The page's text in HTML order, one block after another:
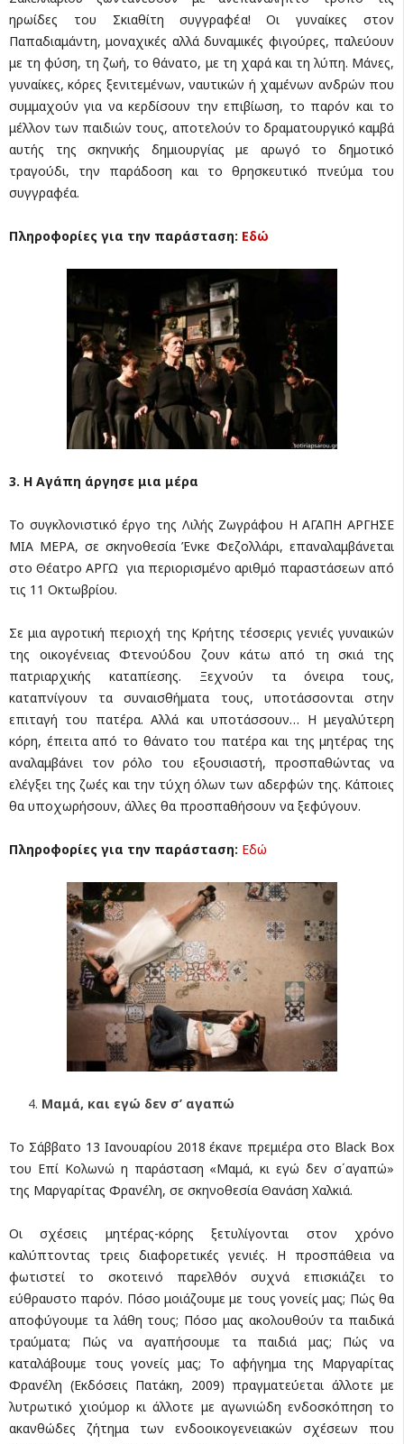
ηρωίδες του Σκιαθίτη συγγραφέα! Οι γυναίκες στον
Παπαδιαμάντη, μοναχικές αλλά δυναμικές φιγούρες, παλεύουν
με τη φύση, τη ζωή, το θάνατο, με τη χαρά και τη λύπη. Μάνες,
γυναίκες, κόρες ξενιτεμένων, ναυτικών ή χαμένων ανδρών που
συμμαχούν για να κερδίσουν την επιβίωση, το παρόν και το
μέλλον των παιδιών τους, αποτελούν το δραματουργικό καμβά
αυτής της σκηνικής δημιουργίας με αρωγό το δημοτικό
τραγούδι, την παράδοση και το θρησκευτικό πνεύμα του
συγγραφέα.
Πληροφορίες για την παράσταση: Εδώ
3. Η Αγάπη άργησε μια μέρα
Το συγκλονιστικό έργο της Λιλής Ζωγράφου Η ΑΓΑΠΗ ΑΡΓΗΣΕ
ΜΙΑ ΜΕΡΑ, σε σκηνοθεσία Ένκε Φεζολλάρι, επαναλαμβάνεται
στο Θέατρο ΑΡΓΩ για περιορισμένο αριθμό παραστάσεων από
τις 11 Οκτωβρίου.
Σε μια αγροτική περιοχή της Κρήτης τέσσερις γενιές γυναικών
της οικογένειας Φτενούδου ζουν κάτω από τη σκιά της
πατριαρχικής καταπίεσης. Ξεχνούν τα όνειρα τους,
καταπνίγουν τα συναισθήματα τους, υποτάσσονται στην
επιταγή του πατέρα. Αλλά και υποτάσσουν… Η μεγαλύτερη
κόρη, έπειτα από το θάνατο του πατέρα και της μητέρας της
αναλαμβάνει τον ρόλο του εξουσιαστή, προσπαθώντας να
ελέγξει της ζωές και την τύχη όλων των αδερφών της. Κάποιες
θα υποχωρήσουν, άλλες θα προσπαθήσουν να ξεφύγουν.
Πληροφορίες για την παράσταση: Εδώ
Μαμά, και εγώ δεν σ’ αγαπώ
Το Σάββατο 13 Ιανουαρίου 2018 έκανε πρεμιέρα στο Black Box
του Επί Κολωνώ η παράσταση «Μαμά, κι εγώ δεν σ΄αγαπώ»
της Μαργαρίτας Φρανέλη, σε σκηνοθεσία Θανάση Χαλκιά.
Οι σχέσεις μητέρας-κόρης ξετυλίγονται στον χρόνο
καλύπτοντας τρεις διαφορετικές γενιές. Η προσπάθεια να
φωτιστεί το σκοτεινό παρελθόν συχνά επισκιάζει το
εύθραυστο παρόν. Πόσο μοιάζουμε με τους γονείς μας; Πώς θα
αποφύγουμε τα λάθη τους; Πόσο μας ακολουθούν τα παιδικά
τραύματα; Πώς να αγαπήσουμε τα παιδιά μας; Πώς να
καταλάβουμε τους γονείς μας; Το αφήγημα της Μαργαρίτας
Φρανέλη (Εκδόσεις Πατάκη, 2009) πραγματεύεται άλλοτε με
λυτρωτικό χιούμορ κι άλλοτε με αγωνιώδη ενδοσκόπηση το
ακανθώδες ζήτημα των ενδοοικογενειακών σχέσεων που